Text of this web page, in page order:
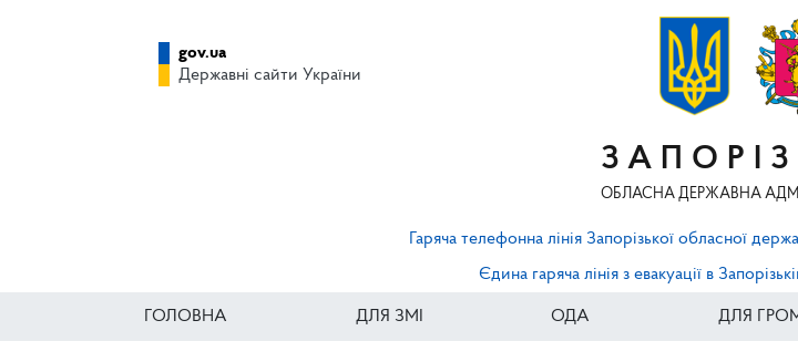
ОБЛАСНА ДЕРЖАВНА
gov.ua
Державні сайти України
Гаряча телефонна лінія Запорізької обласної
Єдина гаряча лінія з евакуації в
ГОЛОВНА ДЛЯ ЗМІ ОДА ДЛЯ